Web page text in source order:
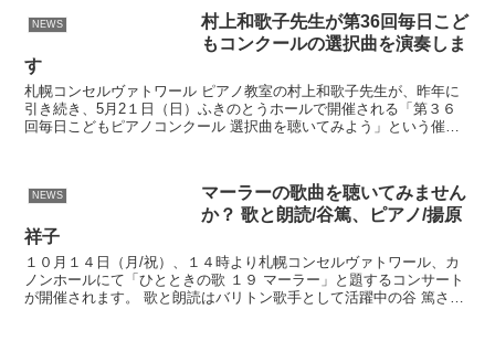
NEWS
村上和歌子先生が第36回毎日こど
もコンクールの選択曲を演奏しま
す
札幌コンセルヴァトワール ピアノ教室の村上和歌子先生が、昨年に
引き続き、5月2１日（日）ふきのとうホールで開催される「第３６
回毎日こどもピアノコンクール 選択曲を聴いてみよう」という催し
NEWS
マーラーの歌曲を聴いてみません
か？ 歌と朗読/谷篤、ピアノ/揚原
祥子
１０月１４日（月/祝）、１４時より札幌コンセルヴァトワール、カ
ノンホールにて「ひとときの歌 １９ マーラー」と題するコンサート
が開催されます。 歌と朗読はバリトン歌手として活躍中の谷 篤さ